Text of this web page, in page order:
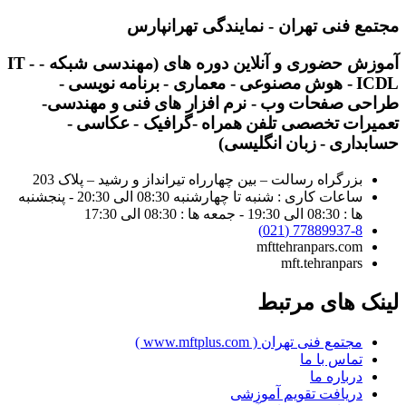
مجتمع فنی تهران - نمایندگی تهرانپارس
آموزش حضوری و آنلاین دوره های (مهندسی شبکه -
IT-
ICDL - هوش مصنوعی - معماری - برنامه نویسی -
طراحی صفحات وب - نرم افزار های فنی و مهندسی-
تعمیرات تخصصی تلفن همراه -گرافیک - عکاسی -
حسابداری - زبان انگلیسی)
بزرگراه رسالت – بین چهارراه تیرانداز و رشید – پلاک 203
ساعات کاری : شنبه تا چهارشنبه 08:30 الی 20:30 - پنجشنبه
ها : 08:30 الی 19:30 - جمعه ها : 08:30 الی 17:30
77889937-8 (021)
mfttehranpars.com
mft.tehranpars
لینک های مرتبط
مجتمع فنی تهران ( www.mftplus.com )
تماس با ما
درباره ما
دریافت تقویم آموزشی